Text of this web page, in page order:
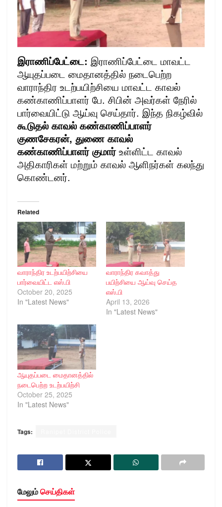
இராணிப்பேட்டை: இராணிப்பேட்டை மாவட்ட
ஆயுதப்படை மைதானத்தில் நடைபெற்ற
வாராந்திர உடற்பயிற்சியை மாவட்ட காவல்
கண்காணிப்பாளர் பே. சிபின் அவர்கள் நேரில்
பார்வையிட்டு ஆய்வு செய்தார். இந்த நிகழ்வில்
கூடுதல் காவல் கண்காணிப்பாளர்
குணசேகரன், துணை காவல்
கண்காணிப்பாளர் குமார்உள்ளிட்ட காவல்
அதிகாரிகள் மற்றும் காவல் ஆளிநர்கள் கலந்து
கொண்டனர்.
Related
வாராந்திர உடற்பயிற்சியை
பார்வையிட்ட எஸ்.பி
October 20, 2025
In "Latest News"
வாராந்திர கவாத்து
பயிற்சியை ஆய்வு செய்த
எஸ்.பி
April 13, 2026
In "Latest News"
ஆயுதப்படை மைதானத்தில்
நடைபெற்ற உடற்பயிற்சி
October 25, 2025
In "Latest News"
Tags:
மேலும்செய்திகள்